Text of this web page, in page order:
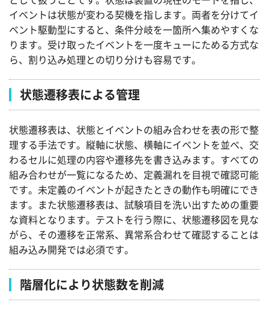
イベントは状態が変わる契機を指します。両者を分けてイ
ベント駆動型にすると、条件分岐を一箇所へ集めやすくな
ります。受け取ったイベントを一度キューにためる方式な
ら、割り込み処理との切り分けも容易です。
状態遷移表による管理
状態遷移表は、状態とイベントの組み合わせを表の形で整
理する手法です。縦軸に状態、横軸にイベントを並べ、交
わるセルに処理の内容や遷移先を書き込みます。すべての
組み合わせが一覧になるため、定義漏れを目視で確認可能
です。未定義のイベントが起きたときの動作も明確にでき
ます。また状態遷移表は、試験項目を洗い出すための重要
な資料となります。テストを行う際に、状態遷移図を見な
がら、その遷移を正常系、異常系合わせて確認することは
組み込み開発では必須です。
階層化により状態数を削減